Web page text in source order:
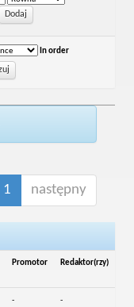
In order
1 następny
Promotor Redaktor(rzy)
- -